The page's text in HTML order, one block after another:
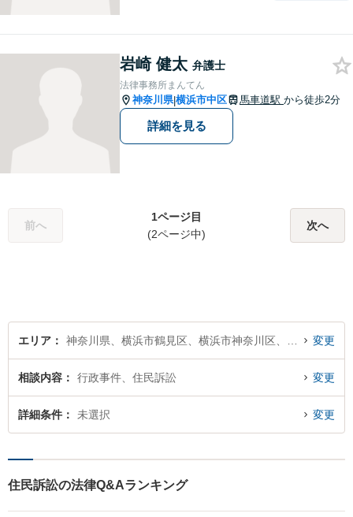
岩崎 健太 弁護士
法律事務所まんてん
神奈川県|横浜市中区 馬車道駅 から徒歩2分
詳細を見る
前へ
1ページ目
(2ページ中)
次へ
エリア 変更
相談内容 行政事件、住民訴訟 変更
詳細条件 未選択 変更
住民訴訟の法律Q&Aランキング